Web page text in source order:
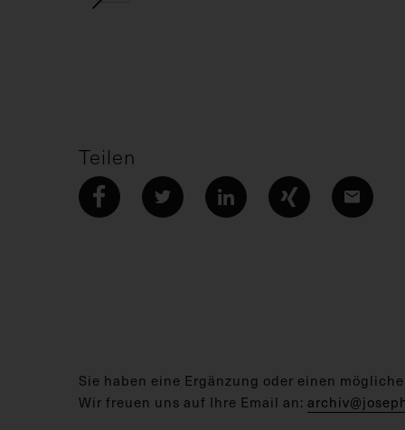
Teilen
Sie haben eine Ergänzung oder einen
Wir freuen uns auf Ihre Email an: